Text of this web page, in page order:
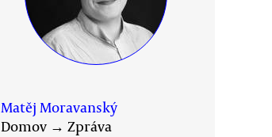
Matěj Moravanský
Domov → Zpráva